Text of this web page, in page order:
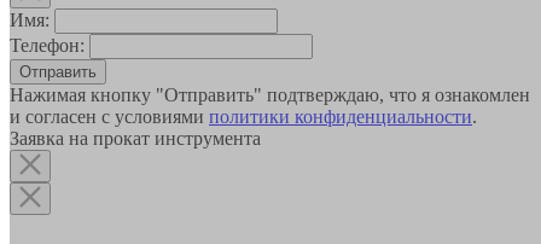
Имя:
Телефон:
Отправить
Нажимая кнопку "Отправить" подтверждаю, что я ознакомлен
и согласен с условиями политики конфиденциальности.
Заявка на прокат инструмента